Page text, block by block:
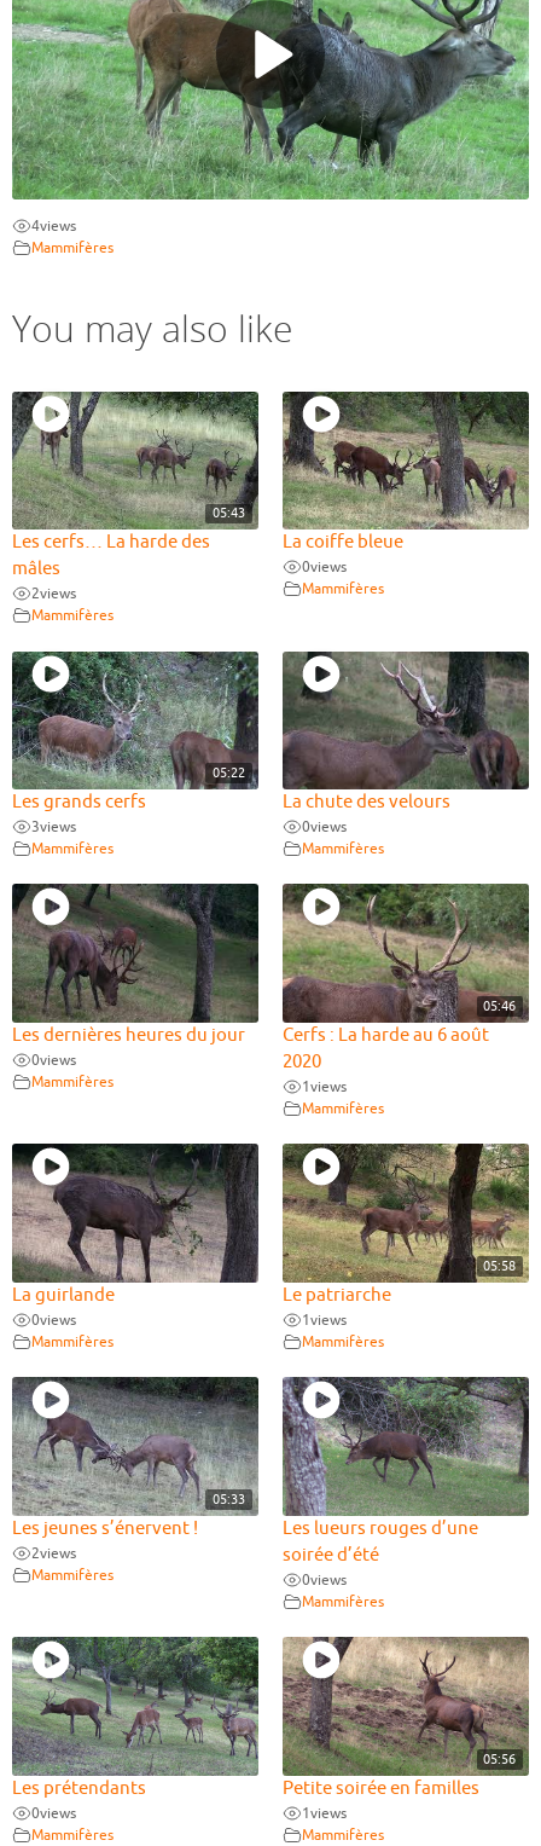
4views
Mammifères
You may also like
05:43
Les cerfs… La harde des
mâles
2views
Mammifères
La coiffe bleue
0views
Mammifères
05:22
Les grands cerfs
3views
Mammifères
La chute des velours
0views
Mammifères
Les dernières heures du jour
0views
Mammifères
05:46
Cerfs : La harde au 6 août
2020
1views
Mammifères
La guirlande
0views
Mammifères
05:58
Le patriarche
1views
Mammifères
05:33
Les jeunes s’énervent !
2views
Mammifères
Les lueurs rouges d’une
soirée d’été
0views
Mammifères
Les prétendants
0views
Mammifères
05:56
Petite soirée en familles
1views
Mammifères